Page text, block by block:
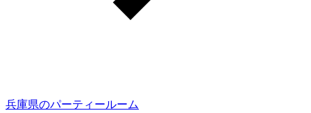
兵庫県のパーティールーム